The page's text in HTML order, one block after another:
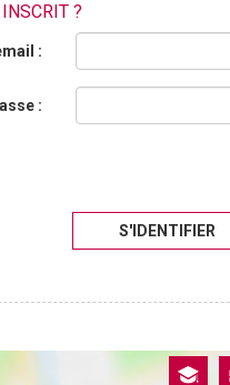
?
:
:
S'IDENTIFIER